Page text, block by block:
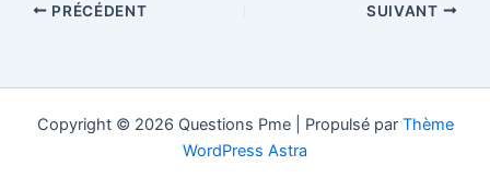
PRÉCÉDENT SUIVANT
Copyright © 2026 Questions Pme | Propulsé par Thème
WordPress Astra